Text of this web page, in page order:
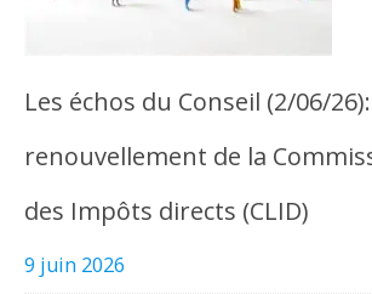
Les échos du Conseil (2/06/26):
renouvellement de la
des Impôts directs (CLID)
9 juin 2026